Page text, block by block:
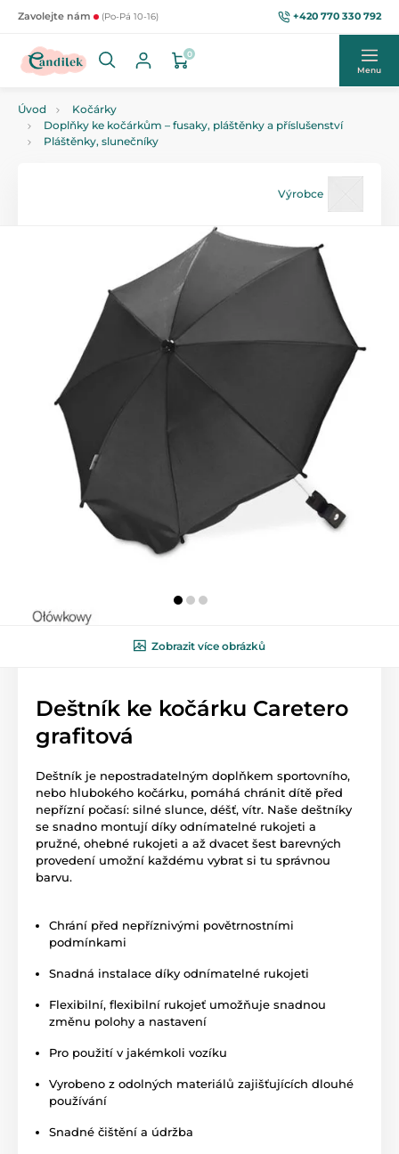
Zavolejte nám (Po-Pá 10-16) +420 770 330 792
0
Menu
Úvod
Kočárky
Doplňky ke kočárkům – fusaky, pláštěnky a příslušenství
Pláštěnky, slunečníky
Výrobce
Zobrazit více obrázků
Deštník ke kočárku Caretero
grafitová
Deštník je nepostradatelným doplňkem sportovního,
nebo hlubokého kočárku, pomáhá chránit dítě před
nepřízní počasí: silné slunce, déšť, vítr. Naše deštníky
se snadno montují díky odnímatelné rukojeti a
pružné, ohebné rukojeti a až dvacet šest barevných
provedení umožní každému vybrat si tu správnou
barvu.
Chrání před nepříznivými povětrnostními
podmínkami
Snadná instalace díky odnímatelné rukojeti
Flexibilní, flexibilní rukojeť umožňuje snadnou
změnu polohy a nastavení
Pro použití v jakémkoli vozíku
Vyrobeno z odolných materiálů zajišťujících dlouhé
používání
Snadné čištění a údržba